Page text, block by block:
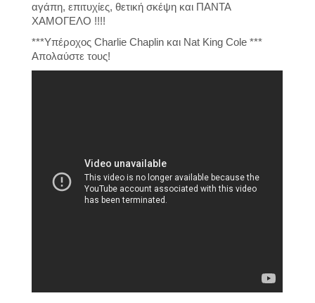
αγάπη, επιτυχίες, θετική σκέψη και ΠΑΝΤΑ
ΧΑΜΟΓΕΛΟ !!!!
***Υπέροχος Charlie Chaplin και Nat King Cole ***
Απολαύστε τους!